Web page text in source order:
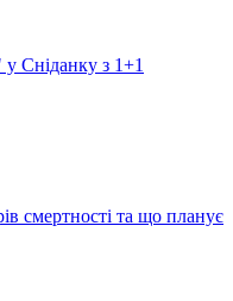
Сніданку з 1+1
смертності та що планує